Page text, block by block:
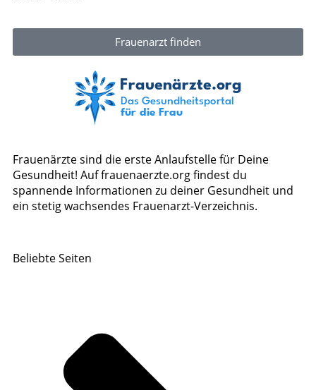
Frauenarzt finden
Frauenärzte sind die erste Anlaufstelle für Deine
Gesundheit! Auf frauenaerzte.org findest du
spannende Informationen zu deiner Gesundheit und
ein stetig wachsendes Frauenarzt-Verzeichnis.
Beliebte Seiten